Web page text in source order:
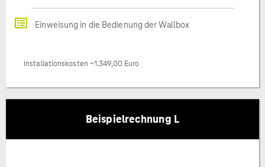
Einweisung in die Bedienung der Wallbox
Installationskosten ~1.349,00 Euro
Beispielrechnung L